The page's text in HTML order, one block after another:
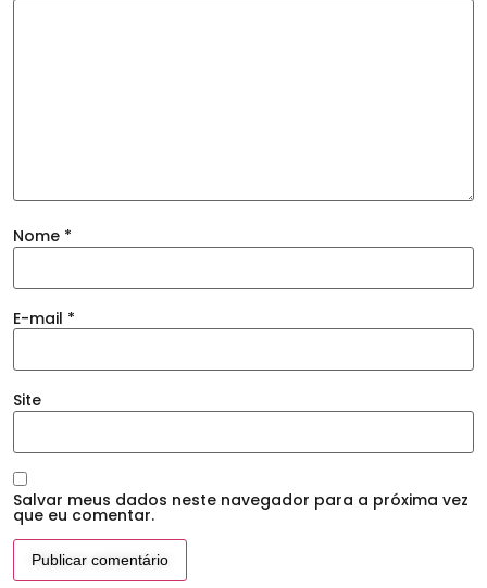
Nome *
E-mail *
Site
Salvar meus dados neste navegador para a próxima vez
que eu comentar.